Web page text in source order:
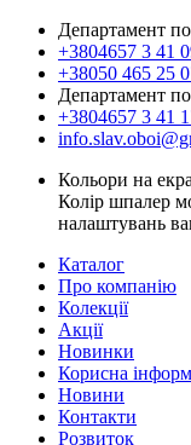
Департамент по
+3804657 3 41
+38050 465 25
Департамент
+3804657 3 41
Кольори на
Колір шпалер
налаштувань
Каталог
Про компанію
Колекції
Акції
Новинки
Корисна
Новини
Контакти
Розвиток